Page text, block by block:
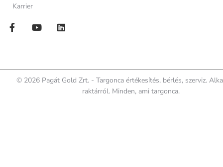
Karrier
© 2026 Pagát Gold Zrt. - Targonca értékesítés, bérlés, szerviz.
raktárról. Minden, ami targonca.